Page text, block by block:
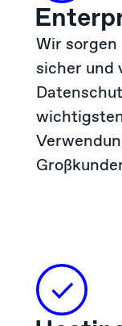
Wir
sicher und